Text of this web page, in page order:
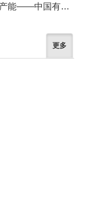
锻造无愧时代无愧使命的世界一流新质产能——中国有色金属工业的战略应对与破局之道（二）
更多